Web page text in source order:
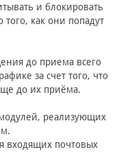
и блокировать
как они попадут
до приема всего
за счет того, что
до их приёма.
реализующих
входящих почтовых